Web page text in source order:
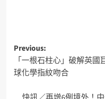
Previous:
「一根石柱心」破解英
球化學指紋吻合